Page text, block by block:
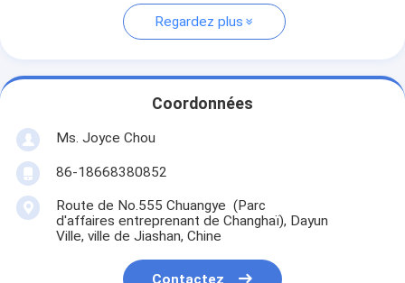
Regardez plus
Coordonnées
Ms. Joyce Chou
86-18668380852
Route de No.555 Chuangye (Parc
d'affaires entreprenant de Changhaï), Dayun
Ville, ville de Jiashan, Chine
Contactez